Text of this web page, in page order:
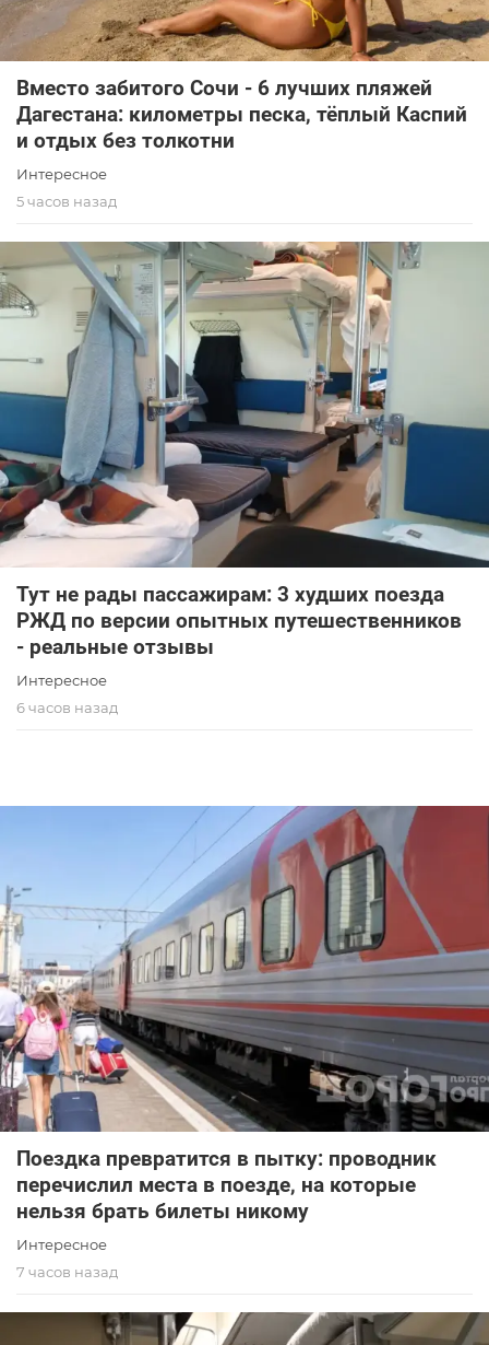
Вместо забитого Сочи - 6 лучших пляжей
Дагестана: километры песка, тёплый Каспий
и отдых без толкотни
Интересное
5 часов назад
Тут не рады пассажирам: 3 худших поезда
РЖД по версии опытных путешественников
- реальные отзывы
Интересное
6 часов назад
Поездка превратится в пытку: проводник
перечислил места в поезде, на которые
нельзя брать билеты никому
Интересное
7 часов назад